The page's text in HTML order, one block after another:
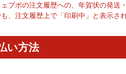
ェブポの注文履歴への、年賀状の発送
も、注文履歴上で「印刷中」と表示さ
い方法